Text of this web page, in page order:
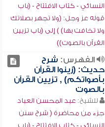
النسائي - كتاب الافتتاح - (باب
قوله عز وجل: (ولا تجهر بصلاتك
ولا تخافت بها) ) إلى (باب تزيين
القرآن بالصوت))
الفهرس: شرح
حديث: (زينوا القرآن
بأصواتكم) , تزيين القرآن
بالصوت
للشيخ: عبد المحسن العباد
جزء من محاضرة ( شرح سنن
النسائي - كتاب الافتتاح - (باب